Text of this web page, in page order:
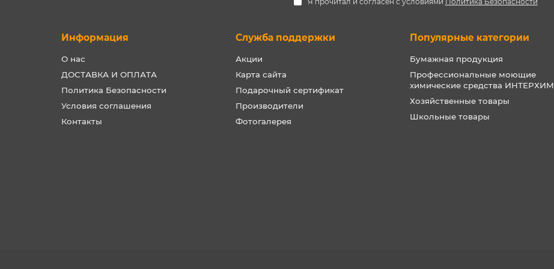
Информация
О нас
ДОСТАВКА И ОПЛАТА
Политика Безопасности
Условия соглашения
Контакты
Служба поддержки
Акции
Карта сайта
Подарочный сертификат
Производители
Фотогалерея
Популярные категории
Бумажная продукция
Профессиональные моющие
химические средства ИНТЕРХИМ
Хозяйственные товары
Школьные товары